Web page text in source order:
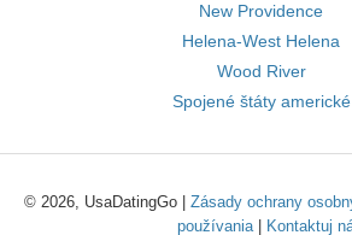
New Providence
Helena-West Helena
Wood River
Spojené štáty americké
© 2026, UsaDatingGo | Zásady ochrany
používania| Kontaktuj